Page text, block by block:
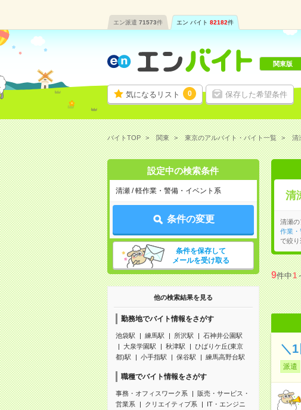
エン派遣 71573件 エン バイト 82182件
気になるリスト 0 保存した希望条件
関東版
バイトTOP 関東 東京のアルバイト・バイト一覧 清
設定中の検索条件
清瀬 / 軽作業・警備・イベント系
条件の変更
条件を保存して
メールを受け取る
他の検索結果を見る
勤務地でバイト情報をさがす
池袋駅 練馬駅 所沢駅
石神井公園駅
大泉学園駅
秋津駅
ひばりケ丘(東京
都)駅
小手指駅 保谷駅 練馬高野台駅
職種でバイト情報をさがす
事務・オフィスワーク系
販売・サービス・
営業系
クリエイティブ系
IT・エンジニ
清
清瀬の
作業・
で絞り
9件中1
＼
派遣